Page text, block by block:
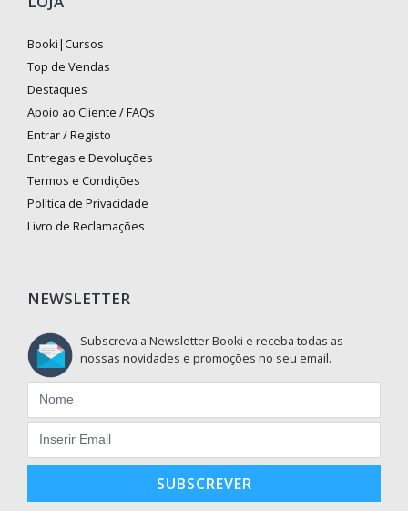
Booki|Cursos
Top de Vendas
Destaques
Apoio ao Cliente / FAQs
Entrar / Registo
Entregas e Devoluções
Termos e Condições
Política de Privacidade
Livro de Reclamações
NEWSLETTER
Subscreva a Newsletter Booki e receba todas as
nossas novidades e promoções no seu email.
SUBSCREVER